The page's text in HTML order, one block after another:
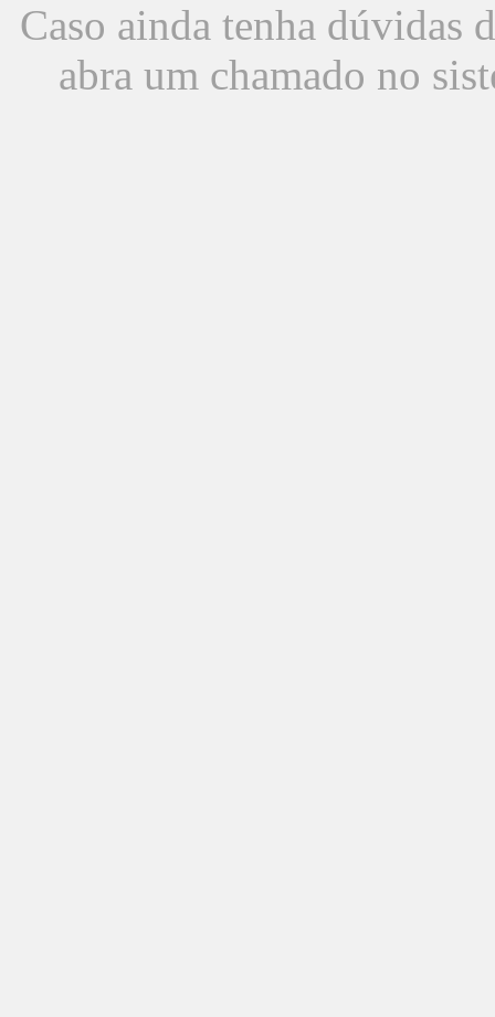
Caso ainda tenha dúvidas
abra um chamado no